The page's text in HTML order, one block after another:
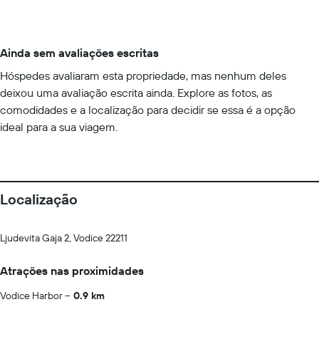
Ainda sem avaliações escritas
Hóspedes avaliaram esta propriedade, mas nenhum deles
deixou uma avaliação escrita ainda. Explore as fotos, as
comodidades e a localização para decidir se essa é a opção
ideal para a sua viagem.
Localização
Ljudevita Gaja 2, Vodice 22211
Atrações nas proximidades
Vodice Harbor 0.9 km